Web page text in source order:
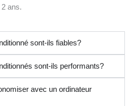
ans.
sont-ils fiables?
sont-ils performants?
avec un ordinateur